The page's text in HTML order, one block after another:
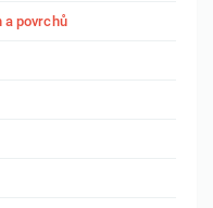
a povrchů